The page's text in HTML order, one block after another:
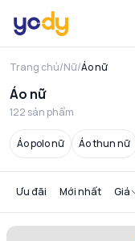
Trang chủ/Nữ/Áo nữ
Áo nữ
122 sản phẩm
Áo polo nữ Áo thun nữ
Ưu đãi Mới nhất Giá